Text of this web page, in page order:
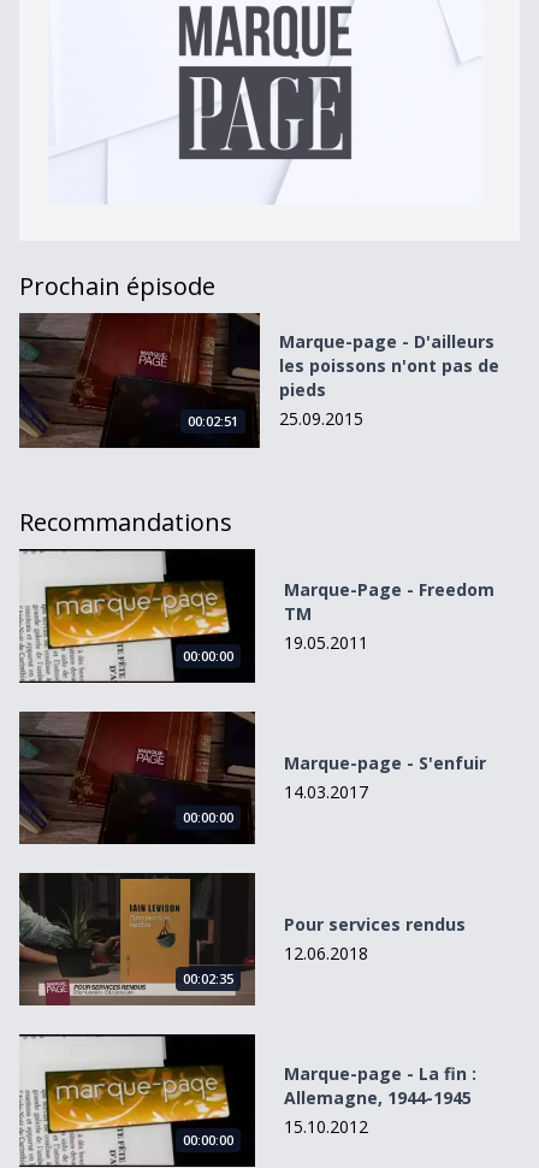
Prochain épisode
Marque-page - D&#039;ailleurs les poissons n&#039;ont
00:02:51
Marque-page - D'ailleurs
les poissons n'ont pas de
pieds
25.09.2015
Recommandations
Marque-Page - Freedom TM
00:00:00
Marque-Page - Freedom
TM
19.05.2011
Marque-page - S&#039;enfuir
00:00:00
Marque-page - S'enfuir
14.03.2017
Pour services rendus
00:02:35
Pour services rendus
12.06.2018
Marque-page - La fin : Allemagne, 1944-1945
00:00:00
Marque-page - La fin :
Allemagne, 1944-1945
15.10.2012